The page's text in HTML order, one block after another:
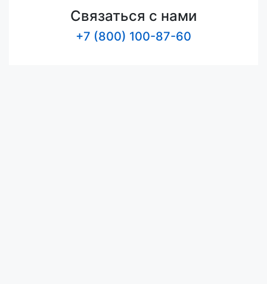
Связаться с нами
+7 (800) 100-87-60